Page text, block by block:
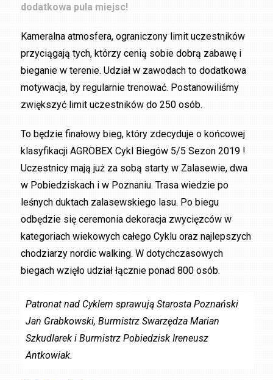
dodatkowa pula miejsc!
Kameralna atmosfera, ograniczony limit uczestników
przyciągają tych, którzy cenią sobie dobrą zabawę i
bieganie w terenie. Udział w zawodach to dodatkowa
motywacja, by regularnie trenować. Postanowiliśmy
zwiększyć limit uczestników do 250 osób.
To będzie finałowy bieg, który zdecyduje o końcowej
klasyfikacji AGROBEX Cykl Biegów 5/5 Sezon 2019 !
Uczestnicy mają już za sobą starty w Zalasewie, dwa
w Pobiedziskach i w Poznaniu. Trasa wiedzie po
leśnych duktach zalasewskiego lasu. Po biegu
odbędzie się ceremonia dekoracja zwycięzców w
kategoriach wiekowych całego Cyklu oraz najlepszych
chodziarzy nordic walking. W dotychczasowych
biegach wzięło udział łącznie ponad 800 osób.
Patronat nad Cyklem sprawują Starosta Poznański
Jan Grabkowski, Burmistrz Swarzędza Marian
Szkudlarek i Burmistrz Pobiedzisk Ireneusz
Antkowiak.